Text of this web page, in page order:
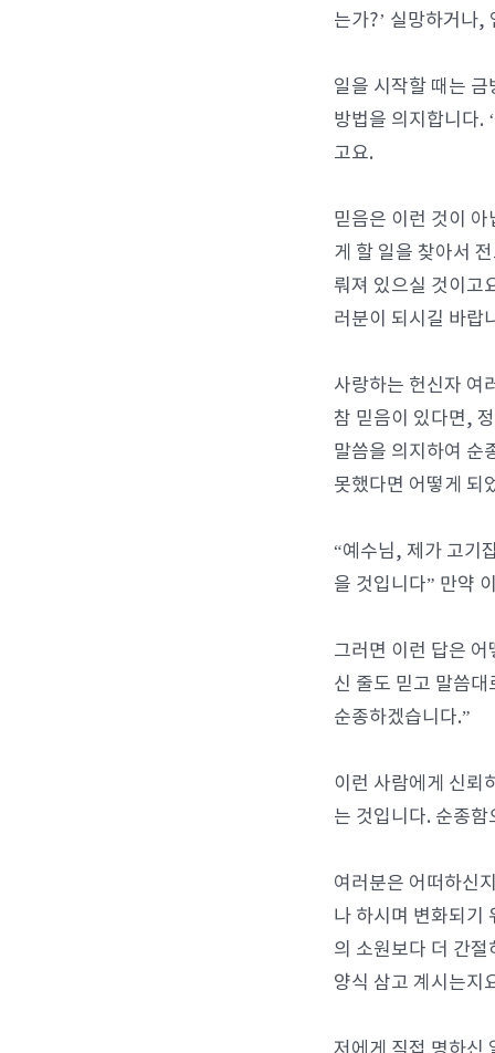
는가?’ 실망하거나,
일을 시작할 때는
방법을 의지합니다.
고요.
믿음은 이런 것이
게 할 일을 찾아서
뤄져 있으실 것이고
러분이 되시길 바랍
사랑하는 헌신자 여
참 믿음이 있다면,
말씀을 의지하여 순
못했다면 어떻게 되
“예수님, 제가 고기
을 것입니다” 만약
그러면 이런 답은
신 줄도 믿고 말씀
순종하겠습니다.”
이런 사람에게 신뢰
는 것입니다. 순종
여러분은 어떠하신
나 하시며 변화되기
의 소원보다 더 간
양식 삼고 계시는지